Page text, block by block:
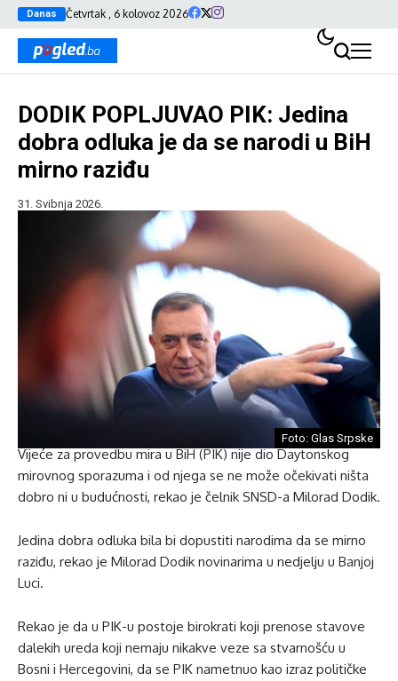
Danas Četvrtak , 6 kolovoz 2026
DODIK POPLJUVAO PIK: Jedina
dobra odluka je da se narodi u BiH
mirno raziđu
31. Svibnja 2026.
Foto: Glas Srpske
Vijeće za provedbu mira u BiH (PIK) nije dio Daytonskog
mirovnog sporazuma i od njega se ne može očekivati ​​ništa
dobro ni u budućnosti, rekao je čelnik SNSD-a Milorad Dodik.
Jedina dobra odluka bila bi dopustiti narodima da se mirno
raziđu, rekao je Milorad Dodik novinarima u nedjelju u Banjoj
Luci.
Rekao je da u PIK-u postoje birokrati koji prenose stavove
dalekih ureda koji nemaju nikakve veze sa stvarnošću u
Bosni i Hercegovini, da se PIK nametnuo kao izraz političke